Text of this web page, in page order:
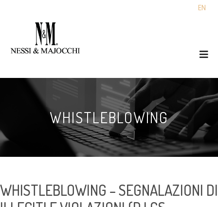
EN
WHISTLEBLOWING
WHISTLEBLOWING – SEGNALAZIONI DI